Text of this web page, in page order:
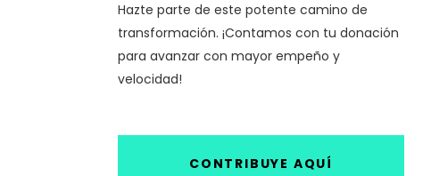
Hazte parte de este potente camino de
transformación. ¡Contamos con tu donación
para avanzar con mayor empeño y
velocidad!
CONTRIBUYE AQUÍ